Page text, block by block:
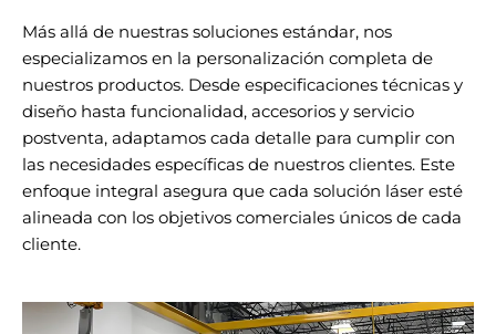
Más allá de nuestras soluciones estándar, nos
especializamos en la personalización completa de
nuestros productos. Desde especificaciones técnicas y
diseño hasta funcionalidad, accesorios y servicio
postventa, adaptamos cada detalle para cumplir con
las necesidades específicas de nuestros clientes. Este
enfoque integral asegura que cada solución láser esté
alineada con los objetivos comerciales únicos de cada
cliente.